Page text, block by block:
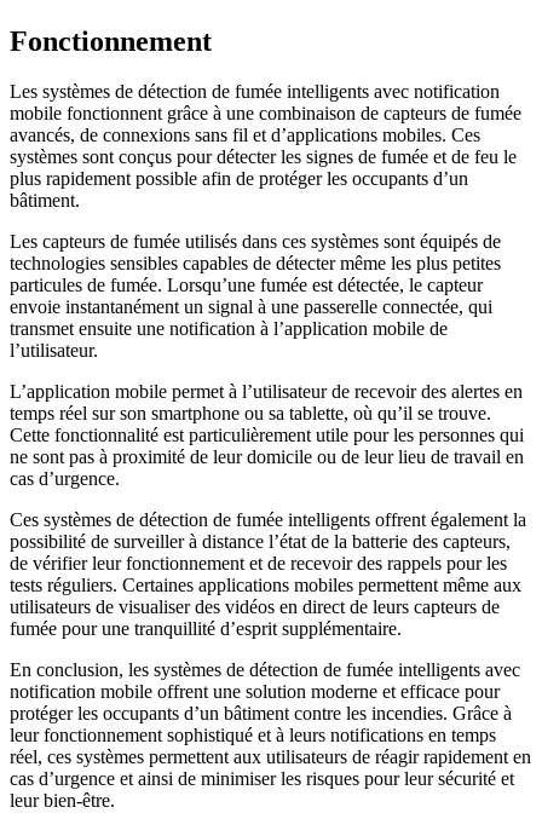
Fonctionnement
Les systèmes de détection de fumée intelligents avec notification
mobile fonctionnent grâce à une combinaison de capteurs de fumée
avancés, de connexions sans fil et d’applications mobiles. Ces
systèmes sont conçus pour détecter les signes de fumée et de feu le
plus rapidement possible afin de protéger les occupants d’un
bâtiment.
Les capteurs de fumée utilisés dans ces systèmes sont équipés de
technologies sensibles capables de détecter même les plus petites
particules de fumée. Lorsqu’une fumée est détectée, le capteur
envoie instantanément un signal à une passerelle connectée, qui
transmet ensuite une notification à l’application mobile de
l’utilisateur.
L’application mobile permet à l’utilisateur de recevoir des alertes en
temps réel sur son smartphone ou sa tablette, où qu’il se trouve.
Cette fonctionnalité est particulièrement utile pour les personnes qui
ne sont pas à proximité de leur domicile ou de leur lieu de travail en
cas d’urgence.
Ces systèmes de détection de fumée intelligents offrent également la
possibilité de surveiller à distance l’état de la batterie des capteurs,
de vérifier leur fonctionnement et de recevoir des rappels pour les
tests réguliers. Certaines applications mobiles permettent même aux
utilisateurs de visualiser des vidéos en direct de leurs capteurs de
fumée pour une tranquillité d’esprit supplémentaire.
En conclusion, les systèmes de détection de fumée intelligents avec
notification mobile offrent une solution moderne et efficace pour
protéger les occupants d’un bâtiment contre les incendies. Grâce à
leur fonctionnement sophistiqué et à leurs notifications en temps
réel, ces systèmes permettent aux utilisateurs de réagir rapidement en
cas d’urgence et ainsi de minimiser les risques pour leur sécurité et
leur bien-être.